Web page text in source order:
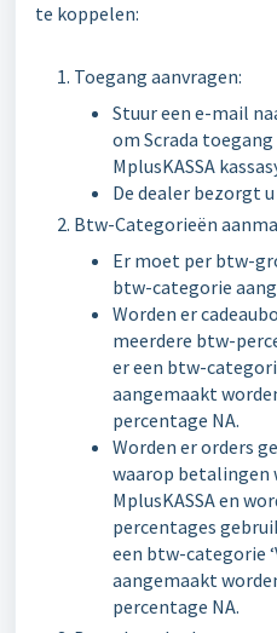
te koppelen:
Toegang aanvragen:
Stuur een e-mail
om Scrada
MplusKASSA
De dealer bezorgt
Btw-Categorieën
Er moet per btw-
btw-categorie
Worden er
meerdere btw-
er een btw-
aangemaakt
percentage NA.
Worden er orders
waarop betalingen
MplusKASSA en
percentages
een btw-categorie
aangemaakt
percentage NA.